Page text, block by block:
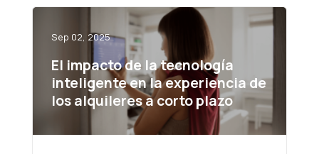
Sep 02, 2025
El impacto de la tecnología
inteligente en la experiencia de
los alquileres a corto plazo